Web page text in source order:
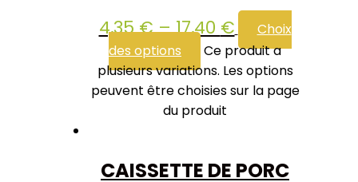
4,35€–17,40 €
Choix
des options
Ce produit a
plusieurs variations. Les options
peuvent être choisies sur la page
du produit
CAISSETTE DE PORC